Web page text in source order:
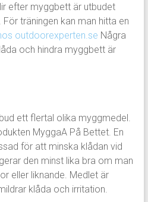
efter myggbett är utbudet
träningen kan man hitta en
outdoorexperten.se Några
och hindra myggbett är
ett flertal olika myggmedel.
MyggaA På Bettet. En
för att minska klådan vid
den minst lika bra om man
eller liknande. Medlet är
klåda och irritation.